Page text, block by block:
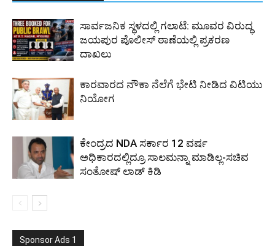
ಸಾರ್ವಜನಿಕ ಸ್ಥಳದಲ್ಲಿ ಗಲಾಟೆ: ಮೂವರ ವಿರುದ್ಧ
ಜಯಪುರ ಪೊಲೀಸ್ ಠಾಣೆಯಲ್ಲಿ ಪ್ರಕರಣ
ದಾಖಲು
ಕಾರವಾರದ ನೌಕಾ ನೆಲೆಗೆ ಭೇಟಿ ನೀಡಿದ ವಿಟಿಯು
ನಿಯೋಗ
ಕೇಂದ್ರದ NDA ಸರ್ಕಾರ 12 ವರ್ಷ
ಅಧಿಕಾರದಲ್ಲಿದ್ರೂ ಸಾಲಮನ್ನಾ ಮಾಡಿಲ್ಲ-ಸಚಿವ
ಸಂತೋಷ್ ಲಾಡ್ ಕಿಡಿ
Sponsor Ads 1